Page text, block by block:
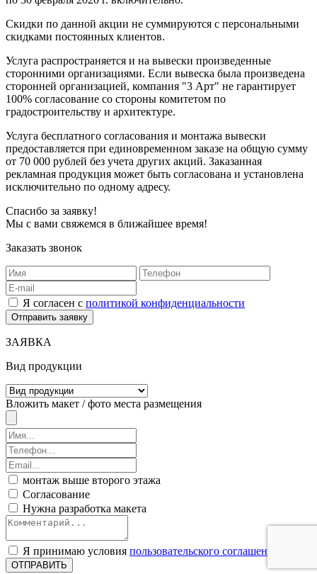
Скидки по данной акции не суммируются с персональными
скидками постоянных клиентов.
Услуга распространяется и на вывески произведенные
сторонними организациями. Если вывеска была произведена
сторонней организацией, компания "3 Арт" не гарантирует
100% согласование со стороны комитетом по
градостроительству и архитектуре.
Услуга бесплатного согласования и монтажа вывески
предоставляется при единовременном заказе на общую сумму
от 70 000 рублей без учета других акций. Заказанная
рекламная продукция может быть согласована и установлена
исключительно по одному адресу.
Спасибо за заявку!
Мы с вами свяжемся в ближайшее время!
Заказать звонок
Я согласен с политикой конфиденциальности
ЗАЯВКА
Вид продукции
Вложить макет / фото места размещения
монтаж выше второго этажа
Согласование
Нужна разработка макета
Я принимаю условия пользовательского соглашения
ОТПРАВИТЬ